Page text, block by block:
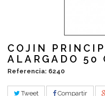
COJIN
ALARGADO 50
Referencia: 6240
Tweet Compartir